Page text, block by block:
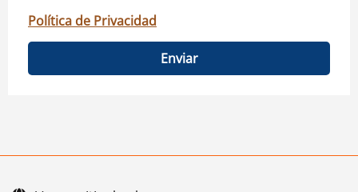
Política de Privacidad
Enviar